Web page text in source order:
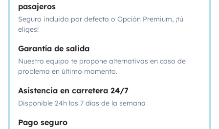
pasajeros
Seguro incluido por defecto o Opción Premium, ¡tú
eliges!
Garantía de salida
Nuestro equipo te propone alternativas en caso de
problema en último momento.
Asistencia en carretera 24/7
Disponible 24h los 7 días de la semana
Pago seguro